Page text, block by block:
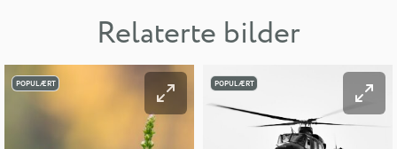
Relaterte bilder
POPULÆRT POPULÆRT